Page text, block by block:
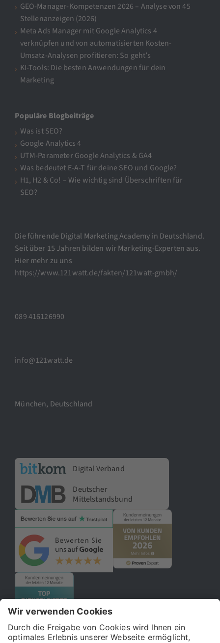
GEO-Manager-Kompetenzen 2026 – Analyse von 45
Stellenanzeigen (2026)
Meta Ads Manager mit Google Analytics 4
verknüpfen und von automatisierten Kosten-
Umsatz-Analysen profitieren: So geht’s
KI-Tools: Die besten Anwendungen für dein
Marketing
Populäre Blogbeiträge
Was ist SEO?
Google Analytics 4
UTM-Parameter Google Analytics & GA4
Was bedeutet E-A-T für deine SEO und Google?
H1, H2 & Co! – Wie wichtig sind Überschriften für
SEO?
Die führende Digital Marketing Academy in Deutschland.
Seit über 15 Jahren bilden wir Marketing-Experten aus.
Hier mehr zu uns
https://www.121watt.de/fakten/121watt-gmbh/
089 416126990
info@121watt.de
München, Deutschland
Digital Verband
Deutscher
Mittelstandsbund